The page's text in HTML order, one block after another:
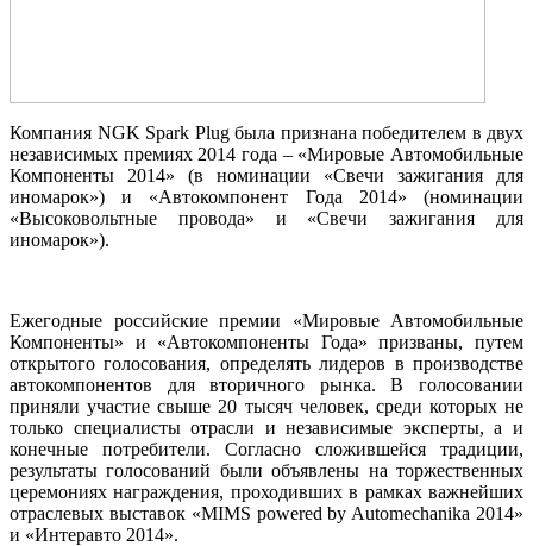
Компания NGK Spark Plug была признана победителем в двух
независимых премиях 2014 года – «Мировые Автомобильные
Компоненты 2014» (в номинации «Свечи зажигания для
иномарок») и «Автокомпонент Года 2014» (номинации
«Высоковольтные провода» и «Свечи зажигания для
иномарок»).
Ежегодные российские премии «Мировые Автомобильные
Компоненты» и «Автокомпоненты Года» призваны, путем
открытого голосования, определять лидеров в производстве
автокомпонентов для вторичного рынка. В голосовании
приняли участие свыше 20 тысяч человек, среди которых не
только специалисты отрасли и независимые эксперты, а и
конечные потребители. Согласно сложившейся традиции,
результаты голосований были объявлены на торжественных
церемониях награждения, проходивших в рамках важнейших
отраслевых выставок «MIMS powered by Automechanika 2014»
и «Интеравто 2014».